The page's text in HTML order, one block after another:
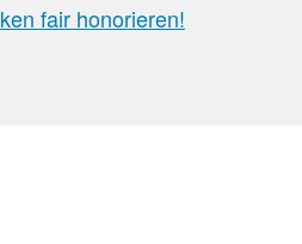
fair honorieren!